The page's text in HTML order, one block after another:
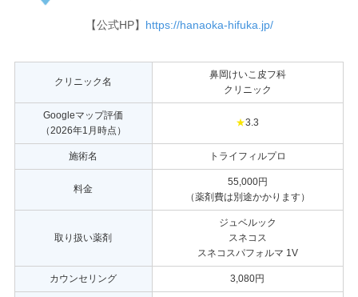
【公式HP】 https://hanaoka-hifuka.jp/
クリニック名
鼻岡けいこ皮フ科
クリニック
Googleマップ評価
（2026年1月時点）
★3.3
施術名 トライフィルプロ
料金
55,000円
（薬剤費は別途かかります）
取り扱い薬剤
ジュベルック
スネコス
スネコスパフォルマ 1V
カウンセリング 3,080円